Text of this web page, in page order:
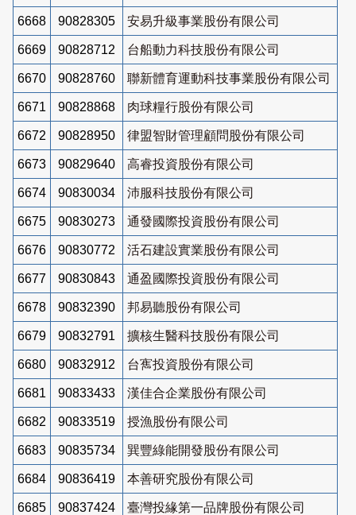
6668 90828305 安易升級事業股份有限公司
6669 90828712 台船動力科技股份有限公司
6670 90828760 聯新體育運動科技事業股份有限公司
6671 90828868 肉球糧行股份有限公司
6672 90828950 律盟智財管理顧問股份有限公司
6673 90829640 高睿投資股份有限公司
6674 90830034 沛服科技股份有限公司
6675 90830273 通發國際投資股份有限公司
6676 90830772 活石建設實業股份有限公司
6677 90830843 通盈國際投資股份有限公司
6678 90832390 邦易聽股份有限公司
6679 90832791 擴核生醫科技股份有限公司
6680 90832912 台寯投資股份有限公司
6681 90833433 漢佳合企業股份有限公司
6682 90833519 授漁股份有限公司
6683 90835734 巽豐綠能開發股份有限公司
6684 90836419 本善研究股份有限公司
6685 90837424 臺灣投緣第一品牌股份有限公司